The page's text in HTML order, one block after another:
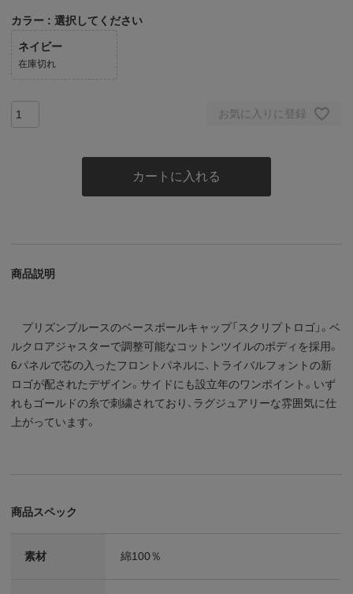
カラー 選択してください
ネイビー
在庫切れ
お気に入りに登録
カートに入れる
商品説明
プリズンブルースのベースボールキャップ「スクリプトロゴ」。ベ
ルクロアジャスターで調整可能なコットンツイルのボディを採用。
6パネルで芯の入ったフロントパネルに、トライバルフォントの新
ロゴが配されたデザイン。サイドにも設立年のワンポイント。いず
れもゴールドの糸で刺繍されており、ラグジュアリーな雰囲気に仕
上がっています。
商品スペック
素材 綿100％